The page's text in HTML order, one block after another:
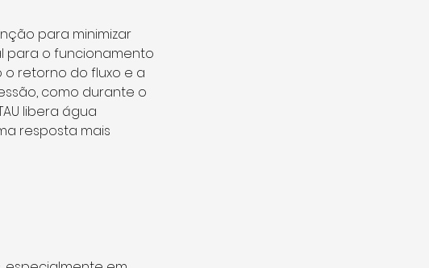
para minimizar
para o funcionamento
o retorno do fluxo e a
como durante o
libera água
resposta mais